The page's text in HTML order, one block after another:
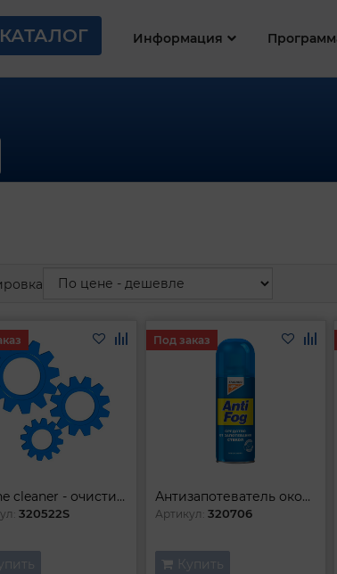
КАТАЛОГ Информация
Engine cleaner - очиститель двигателя аэрозоль (550ml)
320522S
Антизапотеватель окон KANGAROO 220ml
Артикул: 320706
Под заказ
Купить